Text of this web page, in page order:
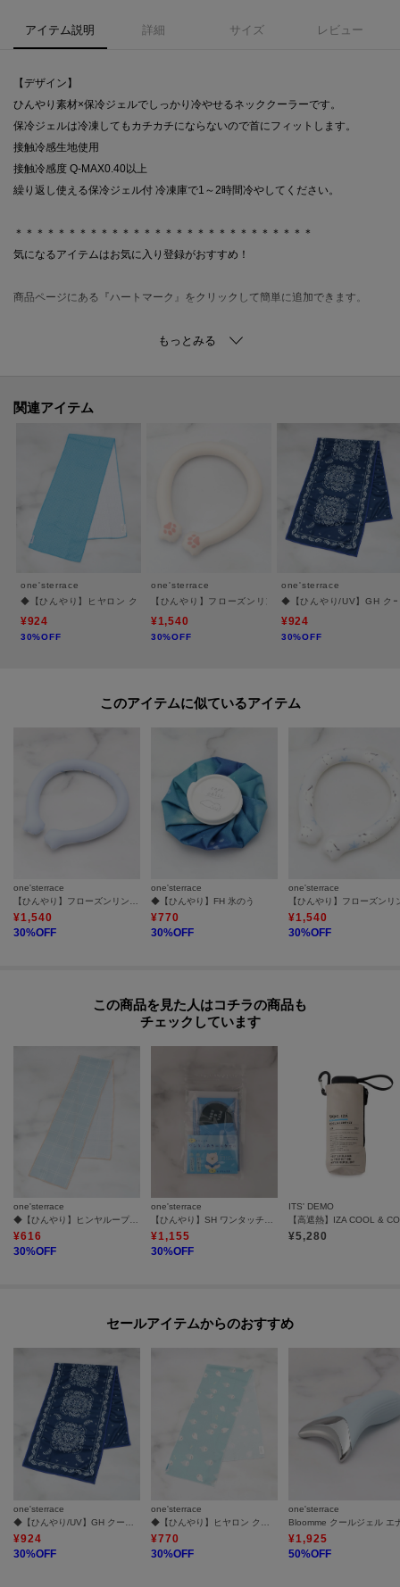
アイテム説明 詳細 サイズ レビュー
【デザイン】
ひんやり素材×保冷ジェルでしっかり冷やせるネッククーラーです。
保冷ジェルは冷凍してもカチカチにならないので首にフィットします。
接触冷感生地使用
接触冷感度 Q-MAX0.40以上
繰り返し使える保冷ジェル付 冷凍庫で1～2時間冷やしてください。
＊＊＊＊＊＊＊＊＊＊＊＊＊＊＊＊＊＊＊＊＊＊＊＊＊＊＊＊
気になるアイテムはお気に入り登録がおすすめ！
商品ページにある『ハートマーク』をクリックして簡単に追加できます。
値下げ情報や在庫状況など新着情報をメルマガにてお知らせ！
※照明の関係により、実際よりも色味が違って見える場合があります。ま
た、パソコン・スマートフォンなどの環境により、若干製品と画像のカラー
が異なる場合もございます。
関連アイテム
one'sterrace
◆【ひんやり】ヒヤロン クールタオル クールワッフル
¥924
30%OFF
one'sterrace
【ひんやり】フローズンリング
¥1,540
30%OFF
one'sterrace
◆【ひんやり/UV】GH ク
¥924
30%OFF
このアイテムに似ているアイテム
one'sterrace
¥1,540
30%OFF
one'sterrace
◆【ひんやり】FH 氷のう
¥770
30%OFF
one'sterrace
【ひんやり】フローズンリ
¥1,540
30%OFF
この商品を見た人はコチラの商品も
チェックしています
one'sterrace
◆【ひんやり】ヒンヤループ クールタオル
¥616
30%OFF
one'sterrace
【ひんやり】SH ワンタッチクールタオル
¥1,155
30%OFF
ITS' DEMO
¥5,280
セールアイテムからのおすすめ
one'sterrace
¥924
30%OFF
one'sterrace
¥770
30%OFF
one'sterrace
¥1,925
50%OFF